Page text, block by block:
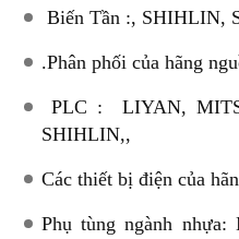
Biến Tần :, SHIHLIN,
.Phân phối của hãng
PLC : LIYAN,
SHIHLIN,,
Các thiết bị điện của
Phụ tùng ngành